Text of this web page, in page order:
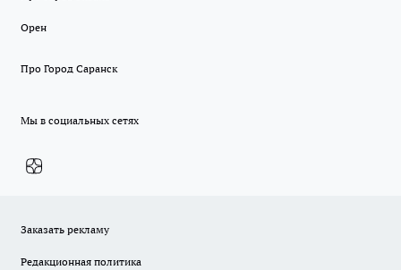
Орен
Про Город Саранск
Мы в социальных сетях
Заказать рекламу
Редакционная политика